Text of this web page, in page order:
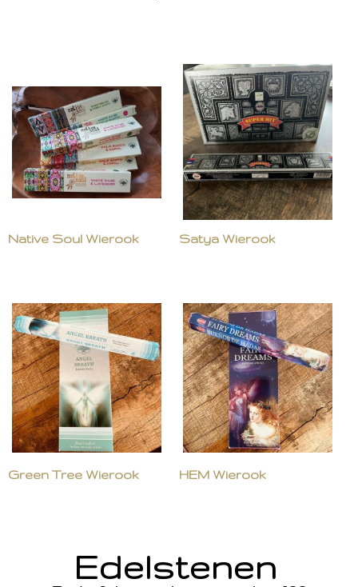
Native Soul Wierook Satya Wierook
Green Tree Wierook HEM Wierook
Edelstenen